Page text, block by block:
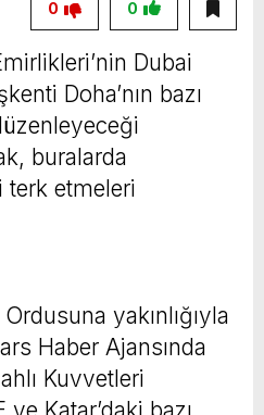
0
0
Dubai
Doha’nın bazı
buralarda
terk etmeleri
yakınlığıyla
Haber Ajansında
Kuvvetleri